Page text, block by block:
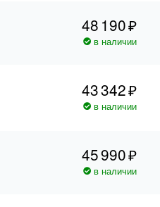
48 190
в наличии
43 342
в наличии
45 990
в наличии